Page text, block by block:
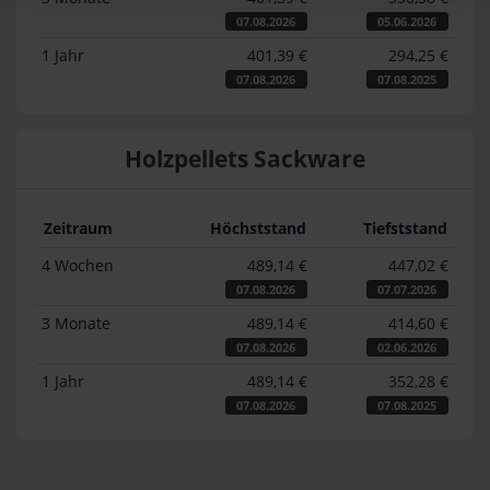
07.08.2026 05.06.2026
1 Jahr 401,39 €
07.08.2026
294,25 €
07.08.2025
Holzpellets Sackware
Zeitraum Höchststand
Tiefststand
4 Wochen
489,14 €
07.08.2026
447,02 €
07.07.2026
3 Monate 489,14 €
07.08.2026
414,60 €
02.06.2026
1 Jahr 489,14 €
07.08.2026
352,28 €
07.08.2025